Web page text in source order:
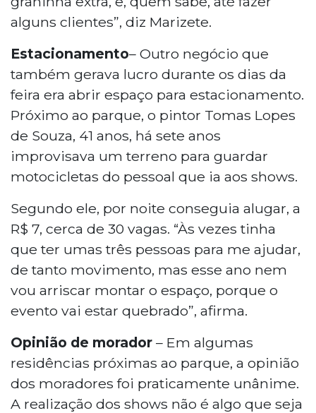
alguns clientes”, diz Marizete.
Estacionamento– Outro negócio que
também gerava lucro durante os dias da
feira era abrir espaço para estacionamento.
Próximo ao parque, o pintor Tomas Lopes
de Souza, 41 anos, há sete anos
improvisava um terreno para guardar
motocicletas do pessoal que ia aos shows.
Segundo ele, por noite conseguia alugar, a
R$ 7, cerca de 30 vagas. “Às vezes tinha
que ter umas três pessoas para me ajudar,
de tanto movimento, mas esse ano nem
vou arriscar montar o espaço, porque o
evento vai estar quebrado”, afirma.
Opinião de morador – Em algumas
residências próximas ao parque, a opinião
dos moradores foi praticamente unânime.
A realização dos shows não é algo que seja